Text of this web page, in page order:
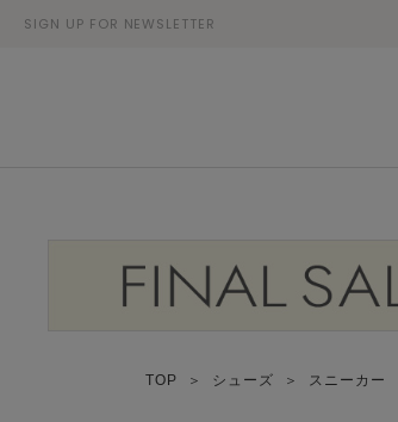
SIGN UP FOR NEWSLETTER
TOP ＞ シューズ ＞ スニーカー